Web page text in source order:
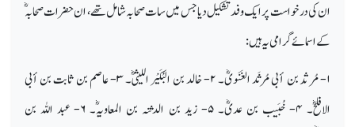
ان کی درخواست پر ایک وفد تشکیل دیا جس میں سات صحابہ شامل تھے، ان حضرات صحابہؓ
کے اسمائے گرامی یہ ہیں:
۱- مُرثد بن أبی مُرثَد الغَنَویؓ۔۲- خالد بن البُکَیْر اللیثیؓ۔۳- عاصم بن ثابت بن أبی
الافلحؓ۔ ۴- خُبَیب بن عدیؓ۔۵- زید بن الدثنہ بن المعاویہؓ۔ ۶- عبد اللہ بن